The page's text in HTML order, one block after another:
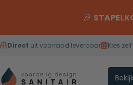
🎉
Direct uit voorraad leverbaar Kies